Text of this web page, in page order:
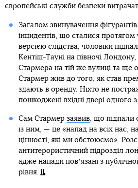
європейські служби безпеки
Загалом звинувачення
інцидентів, що сталися протягом
версією слідства, чоловіки
Кентіш-Тауні на півночі
Стармера на тій же вулиці та ще
Стармер жив до того, як став
здають в оренду. Ніхто не
пошкоджені вхідні двері одного з
Сам Стармер заявив, що підпали
із ним, — це «напад на всіх нас,
цінності, які ми обстоюємо».
антитерористичний підрозділ
адже напади повʼязані з
рівня.